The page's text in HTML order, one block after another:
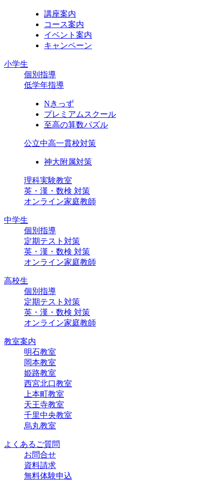
講座案内
コース案内
イベント案内
キャンペーン
小学生
個別指導
低学年指導
Nきっず
プレミアムスクール
至高の算数パズル
公立中高一貫校対策
神大附属対策
理科実験教室
英・漢・数検 対策
オンライン家庭教師
中学生
個別指導
定期テスト対策
英・漢・数検 対策
オンライン家庭教師
高校生
個別指導
定期テスト対策
英・漢・数検 対策
オンライン家庭教師
教室案内
明石教室
岡本教室
姫路教室
西宮北口教室
上本町教室
天王寺教室
千里中央教室
烏丸教室
よくあるご質問
お問合せ
資料請求
無料体験申込